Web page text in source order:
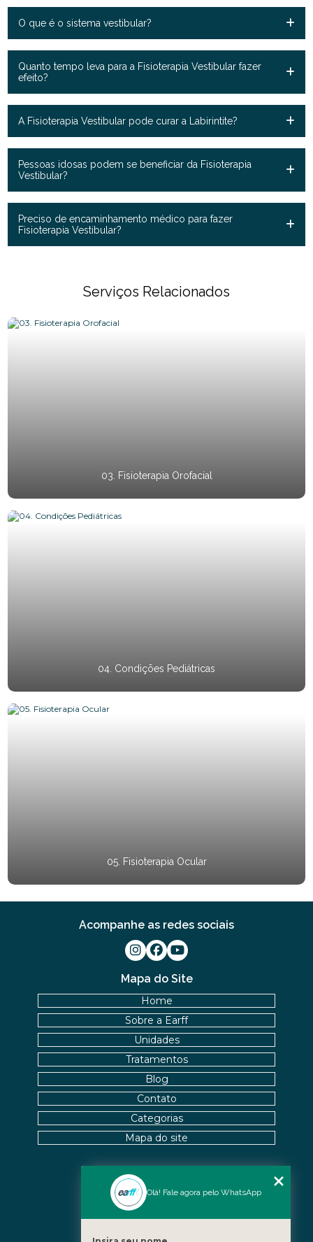
O que é o sistema vestibular?
Quanto tempo leva para a Fisioterapia Vestibular fazer
efeito?
A Fisioterapia Vestibular pode curar a Labirintite?
Pessoas idosas podem se beneficiar da Fisioterapia
Vestibular?
Preciso de encaminhamento médico para fazer
Fisioterapia Vestibular?
Serviços Relacionados
03. Fisioterapia Orofacial
04. Condições Pediátricas
05. Fisioterapia Ocular
Nossas Unidades
Mapa do Site
Home
Sobre a Earff
Unidades
Tratamentos
Blog
Contato
Categorias
Mapa do site
Acompanhe as redes sociais
Olá! Fale agora pelo WhatsApp